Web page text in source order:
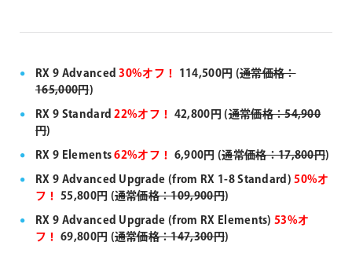
RX 9 Advanced30%オフ！ 114,500円 (通常価格：
165,000円)
RX 9 Standard22%オフ！ 42,800円 (通常価格：54,900
円)
RX 9 Elements62%オフ！ 6,900円 (通常価格：17,800円)
RX 9 Advanced Upgrade (from RX 1-8 Standard)50%オ
フ！ 55,800円 (通常価格：109,900円)
RX 9 Advanced Upgrade (from RX Elements)53%オ
フ！ 69,800円 (通常価格：147,300円)